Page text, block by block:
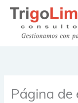
contenido
Página de